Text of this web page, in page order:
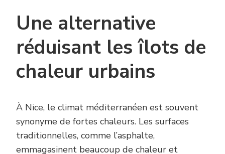
Une alternative
réduisant les îlots de
chaleur urbains
À Nice, le climat méditerranéen est souvent
synonyme de fortes chaleurs. Les surfaces
traditionnelles, comme l’asphalte,
emmagasinent beaucoup de chaleur et